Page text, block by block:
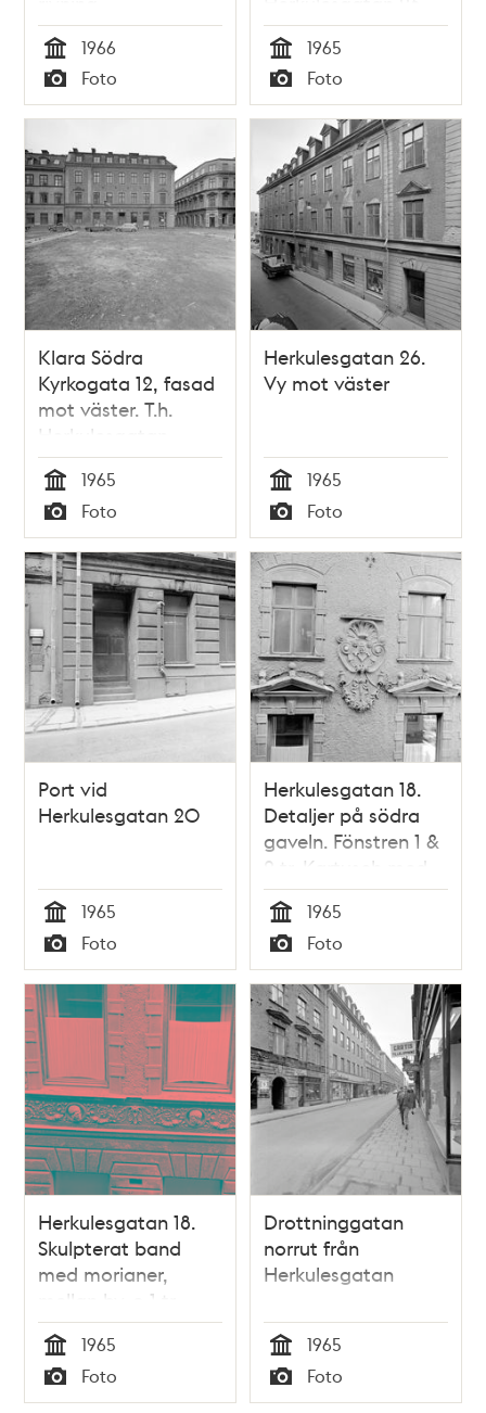
Tid
1966
Typ
Foto
T.h. ligger
Restaurang S:ta
Clara vid Klara
Södra Kyrkogata 10
Tid
1965
Typ
Foto
Klara Södra
Kyrkogata 12, fasad
mot väster. T.h.
Herkulesgatan
österut. I förgrunden
rivna kv. Fyrfotan
Större
Tid
1965
Typ
Foto
Herkulesgatan 26.
Vy mot väster
Tid
1965
Typ
Foto
Port vid
Herkulesgatan 20
Tid
1965
Typ
Foto
Herkulesgatan 18.
Detaljer på södra
gaveln. Fönstren 1 &
2 tr. Kartusch med
initialer för Knut
Ljungberg,
innehavare av
Apoteket Morianen
Tid
1965
Typ
Foto
Herkulesgatan 18.
Skulpterat band
med morianer,
mellan bv. o 1 tr.
Anspelar på
apoteket Morianen
Tid
1965
Typ
Foto
Drottninggatan
norrut från
Herkulesgatan
Tid
1965
Typ
Foto